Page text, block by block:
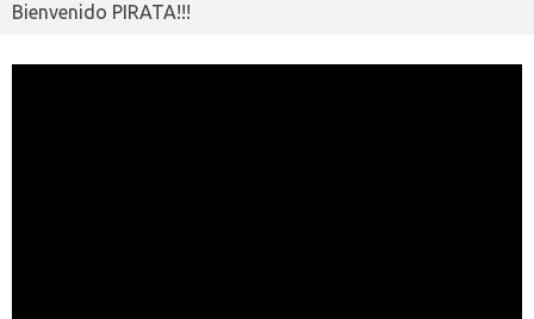
Bienvenido PIRATA!!!